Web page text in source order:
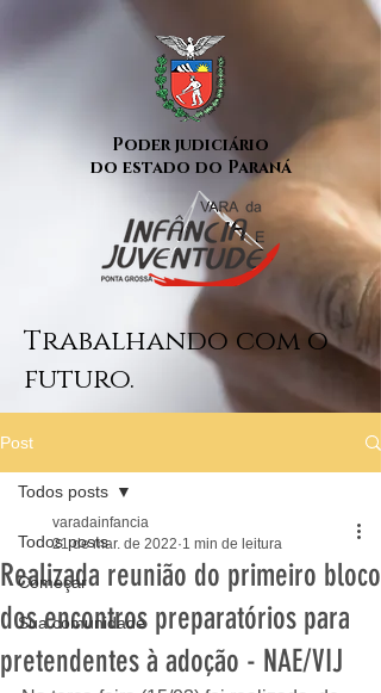
Poder judiciário
do estado do Paraná
Trabalhando com o
futuro.
Post
Todos posts
Começar
Sua comunidade
Todos posts
Realizada reunião do primeiro bloco
dos encontros preparatórios para
pretendentes à adoção - NAE/VIJ
varadainfancia
21 de mar. de 2022 1 min de leitura